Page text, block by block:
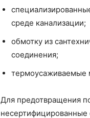
среде канализации;
обмотку из
соединения;
термоусаживаемые
Для предотвращения
несертифицированные